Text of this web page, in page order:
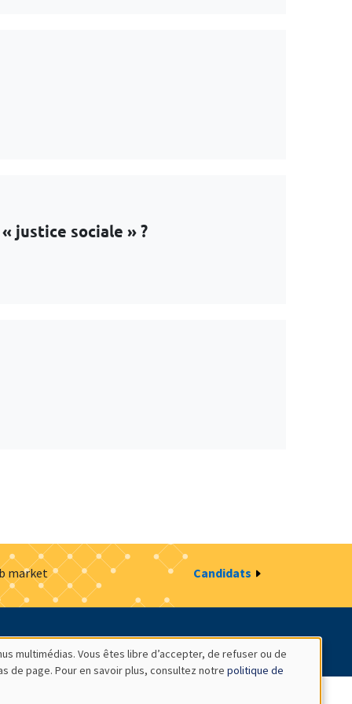
justice sociale » ?
market Candidats
des cookies Intranet
multimédias. Vous êtes libre d’accepter, de refuser ou de
de page. Pour en savoir plus, consultez notre politique de